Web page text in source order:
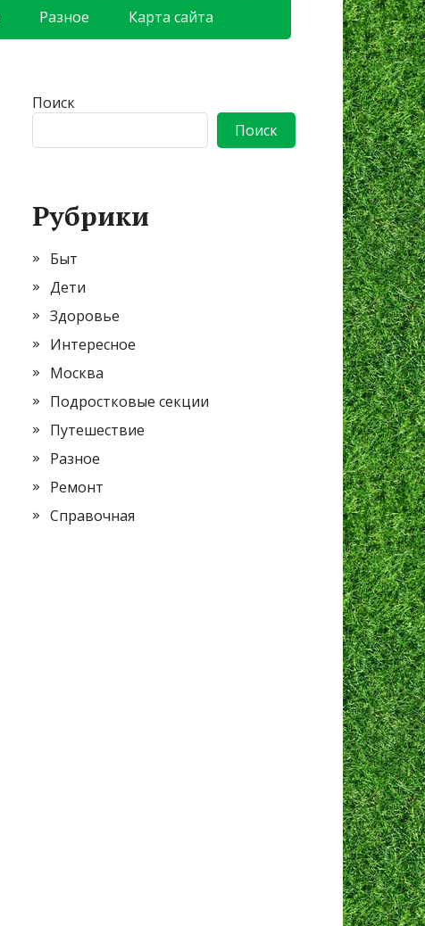
Разное Карта сайта
Поиск
Поиск
Рубрики
Быт
Дети
Здоровье
Интересное
Москва
Подростковые секции
Путешествие
Разное
Ремонт
Справочная